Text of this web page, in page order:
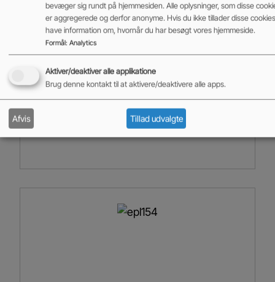
Tilføj til kurv
19.500,00kr.
bevæger sig rundt på hjemmesiden. Alle oplysninger, som disse
er aggregerede og derfor anonyme. Hvis du ikke tillader disse
have information om, hvornår du har besøgt vores hjemmeside.
Formål: Analytics
Aktiver/deaktiver alle applikatione
Brug denne kontakt til at aktivere/deaktivere alle apps.
Afvis Tillad udvalgte